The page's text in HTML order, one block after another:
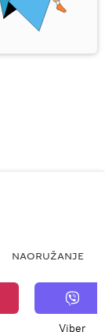
NAORUŽANJE
Viber